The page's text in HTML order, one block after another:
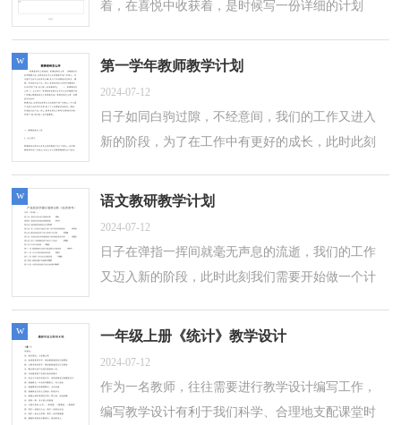
着，在喜悦中收获着，是时候写一份详细的计划
帮大家整理的英语科目教学计划，供大家参考...
第一学年教师教学计划
2024-07-12
日子如同白驹过隙，不经意间，我们的工作又进入
新的阶段，为了在工作中有更好的成长，此时此刻
的计划才是好的计划呢？以下是小编整理的...
w
语文教研教学计划
2024-07-12
日子在弹指一挥间就毫无声息的流逝，我们的工作
又迈入新的阶段，此时此刻我们需要开始做一个计
的语文教研教学计划，欢迎大家分享。语...
w
一年级上册《统计》教学设计
2024-07-12
作为一名教师，往往需要进行教学设计编写工作，
编写教学设计有利于我们科学、合理地支配课堂时
w